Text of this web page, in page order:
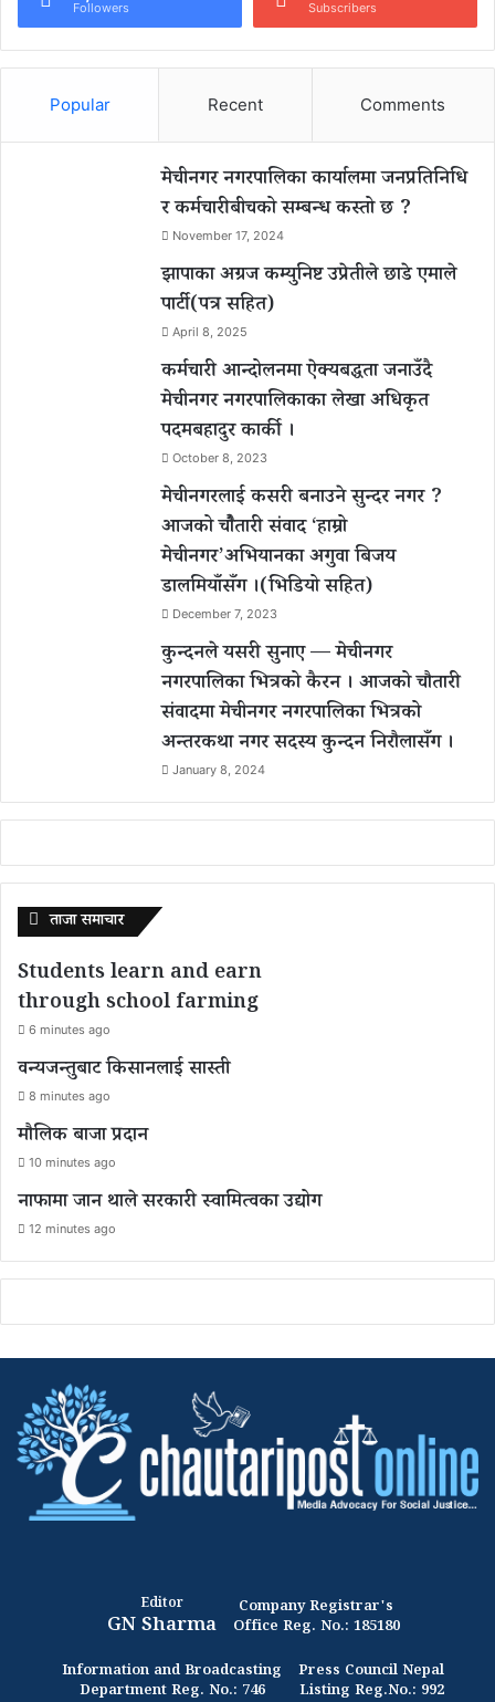
Followers Subscribers
Popular Recent Comments
मेचीनगर नगरपालिका कार्यालमा जनप्रतिनिधि
र कर्मचारीबीचको सम्बन्ध कस्तो छ ?
November 17, 2024
झापाका अग्रज कम्युनिष्ट उप्रेतीले छाडे एमाले
पार्टी(पत्र सहित)
April 8, 2025
कर्मचारी आन्दोलनमा ऐक्यबद्धता जनाउँदै
मेचीनगर नगरपालिकाका लेखा अधिकृत
पदमबहादुर कार्की ।
October 8, 2023
मेचीनगरलाई कसरी बनाउने सुन्दर नगर ?
आजको चौैतारी संवाद ‘हाम्रो
मेचीनगर’अभियानका अगुवा बिजय
डालमियाँसँग ।(भिडियो सहित)
December 7, 2023
कुन्दनले यसरी सुनाए — मेचीनगर
नगरपालिका भित्रको कैरन । आजको चौतारी
संवादमा मेचीनगर नगरपालिका भित्रको
अन्तरकथा नगर सदस्य कुन्दन निरौलासँग ।
January 8, 2024
ताजा समाचार
Students learn and earn
through school farming
6 minutes ago
वन्यजन्तुबाट किसानलाई सास्ती
8 minutes ago
मौलिक बाजा प्रदान
10 minutes ago
नाफामा जान थाले सरकारी स्वामित्वका उद्योग
12 minutes ago
Editor
GN Sharma
Company Registrar's
Office Reg. No.: 185180
Information and Broadcasting
Department Reg. No.: 746
Press Council Nepal
Listing Reg.No.: 992